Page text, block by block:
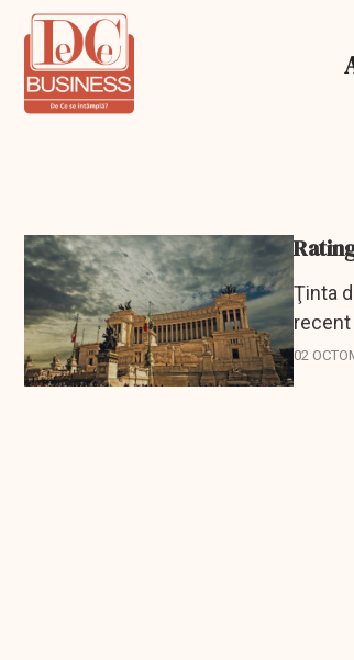
Ţinta
recent
02